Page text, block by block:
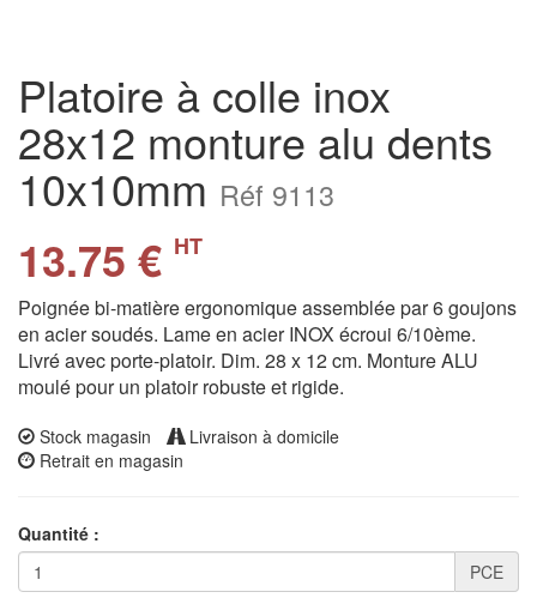
Platoire à colle inox
28x12 monture alu dents
10x10mm Réf 9113
13.75 € HT
Poignée bi-matière ergonomique assemblée par 6 goujons
en acier soudés. Lame en acier INOX écroui 6/10ème.
Livré avec porte-platoir. Dim. 28 x 12 cm. Monture ALU
moulé pour un platoir robuste et rigide.
Stock magasin
Livraison à domicile
Retrait en magasin
Quantité :
PCE